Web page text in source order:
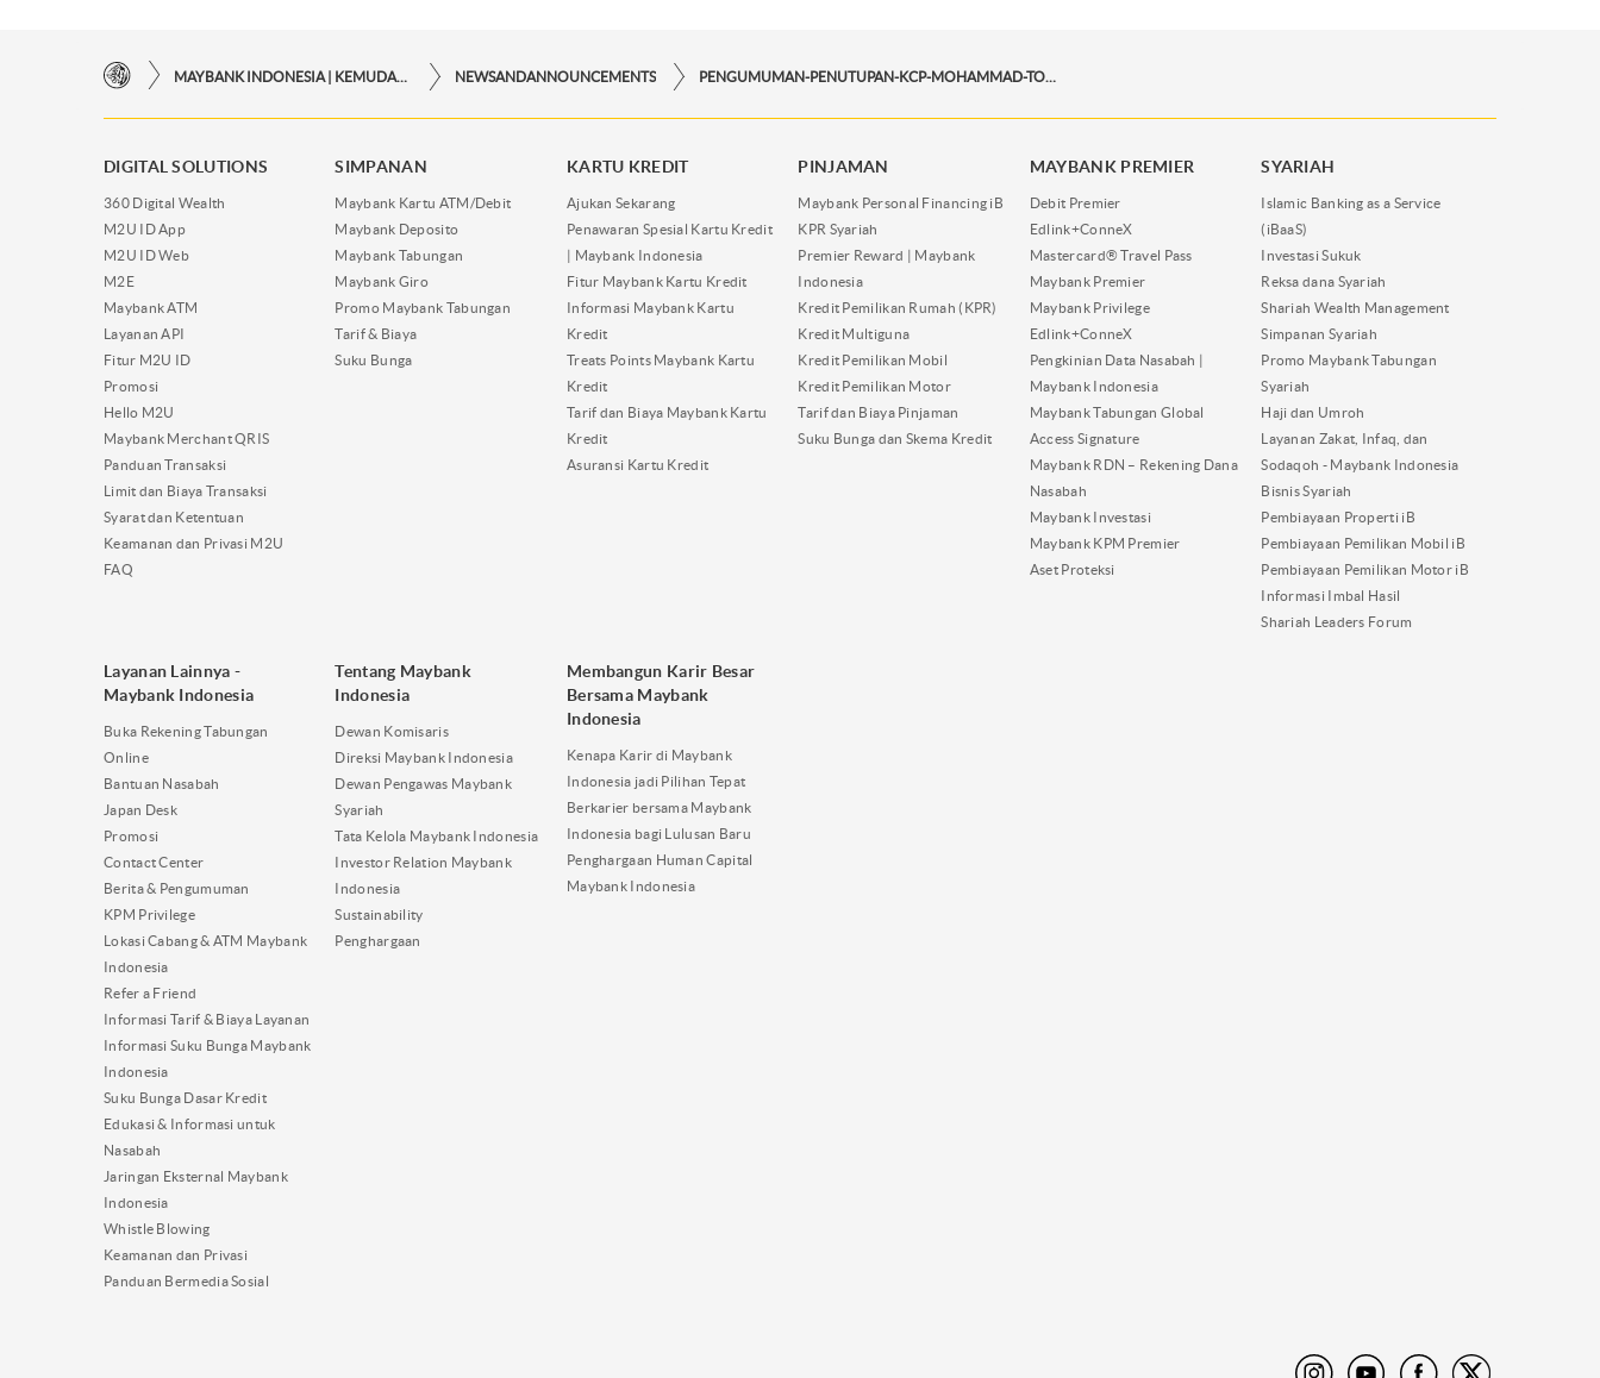
NEWSANDANNOUNCEMENTS
DIGITAL SOLUTIONS
360 Digital Wealth
M2U ID App
M2U ID Web
M2E
Maybank ATM
Layanan API
Fitur M2U ID
Promosi
Hello M2U
Maybank Merchant QRIS
Panduan Transaksi
Limit dan Biaya Transaksi
Syarat dan Ketentuan
Keamanan dan Privasi M2U
FAQ
SIMPANAN
Maybank Kartu ATM/Debit
Maybank Deposito
Maybank Tabungan
Maybank Giro
Promo Maybank Tabungan
Tarif & Biaya
Suku Bunga
KARTU KREDIT
Ajukan Sekarang
Penawaran Spesial Kartu Kredit
| Maybank Indonesia
Fitur Maybank Kartu Kredit
Informasi Maybank Kartu
Kredit
Treats Points Maybank Kartu
Kredit
Tarif dan Biaya Maybank Kartu
Kredit
Asuransi Kartu Kredit
PINJAMAN
Maybank Personal Financing iB
KPR Syariah
Premier Reward | Maybank
Indonesia
Kredit Pemilikan Rumah (KPR)
Kredit Multiguna
Kredit Pemilikan Mobil
Kredit Pemilikan Motor
Tarif dan Biaya Pinjaman
Suku Bunga dan Skema Kredit
MAYBANK PREMIER
Debit Premier
Edlink+ConneX
Mastercard® Travel Pass
Maybank Premier
Maybank Privilege
Edlink+ConneX
Pengkinian Data Nasabah |
Maybank Indonesia
Maybank Tabungan Global
Access Signature
Maybank RDN – Rekening Dana
Nasabah
Maybank Investasi
Maybank KPM Premier
Aset Proteksi
SYARIAH
Islamic Banking as a Service
(iBaaS)
Investasi Sukuk
Reksa dana Syariah
Shariah Wealth Management
Simpanan Syariah
Promo Maybank Tabungan
Syariah
Haji dan Umroh
Layanan Zakat, Infaq, dan
Sodaqoh - Maybank Indonesia
Bisnis Syariah
Pembiayaan Properti iB
Pembiayaan Pemilikan Mobil iB
Pembiayaan Pemilikan Motor iB
Informasi Imbal Hasil
Shariah Leaders Forum
Layanan Lainnya -
Maybank Indonesia
Buka Rekening Tabungan
Online
Bantuan Nasabah
Japan Desk
Promosi
Contact Center
Berita & Pengumuman
KPM Privilege
Lokasi Cabang & ATM Maybank
Indonesia
Refer a Friend
Informasi Tarif & Biaya Layanan
Informasi Suku Bunga Maybank
Indonesia
Suku Bunga Dasar Kredit
Edukasi & Informasi untuk
Nasabah
Jaringan Eksternal Maybank
Indonesia
Whistle Blowing
Keamanan dan Privasi
Panduan Bermedia Sosial
Tentang Maybank
Indonesia
Dewan Komisaris
Direksi Maybank Indonesia
Dewan Pengawas Maybank
Syariah
Tata Kelola Maybank Indonesia
Investor Relation Maybank
Indonesia
Sustainability
Penghargaan
Membangun Karir Besar
Bersama Maybank
Indonesia
Kenapa Karir di Maybank
Indonesia jadi Pilihan Tepat
Berkarier bersama Maybank
Indonesia bagi Lulusan Baru
Penghargaan Human Capital
Maybank Indonesia